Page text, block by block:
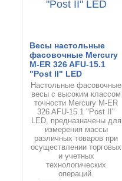
Весы настольные
фасовочные Mercury
M-ER 326 AFU-15.1
"Post II" LED
Настольные фасовочные
весы с высоким классом
точности Mercury M-ER
326 AFU-15.1 "Post II"
LED, предназначены для
измерения массы
различных товаров при
осуществлении торговых
и учетных
технологических
операций.